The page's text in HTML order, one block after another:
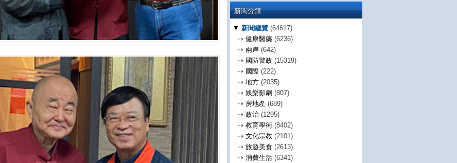
新聞分類
▼ 新聞總覽 (64617)
⇢ 健康醫藥 (6236)
⇢ 兩岸 (642)
⇢ 國防警政 (15319)
⇢ 國際 (222)
⇢ 地方 (2035)
⇢ 娛樂影劇 (807)
⇢ 房地產 (689)
⇢ 政治 (1295)
⇢ 教育學術 (8402)
⇢ 文化宗教 (2101)
⇢ 旅遊美食 (2613)
⇢ 消費生活 (6341)